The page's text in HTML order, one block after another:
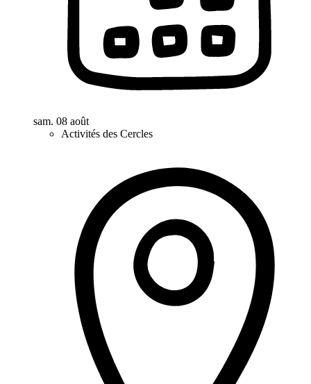
sam. 08 août
Activités des Cercles